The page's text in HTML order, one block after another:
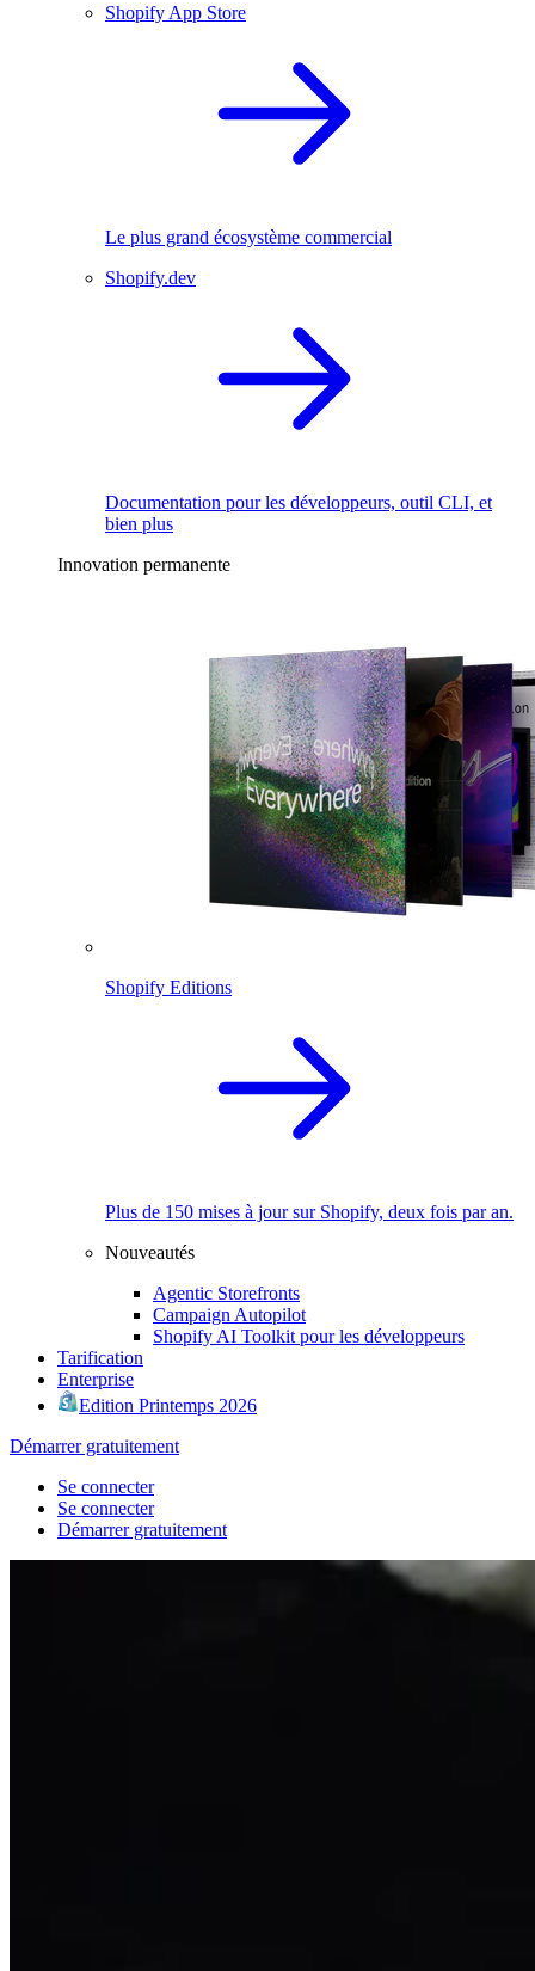
Shopify App Store
Le plus grand écosystème commercial
Shopify.dev
Documentation pour les développeurs, outil CLI, et
bien plus
Innovation permanente
Shopify Editions
Plus de 150 mises à jour sur Shopify, deux fois par an.
Nouveautés
Agentic Storefronts
Campaign Autopilot
Shopify AI Toolkit pour les développeurs
Tarification
Enterprise
Edition Printemps 2026
Démarrer gratuitement
Se connecter
Se connecter
Démarrer gratuitement